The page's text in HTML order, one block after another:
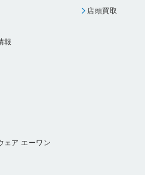
報
ェア エーワン
店頭買取